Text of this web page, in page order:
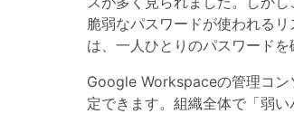
脆弱なパスワードが使われる
は、一人ひとりのパスワードを
Google Workspaceの管理コン
定できます。組織全体で「弱